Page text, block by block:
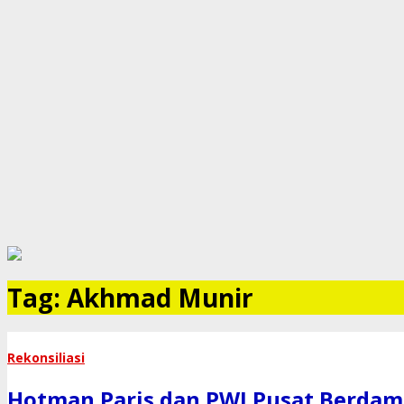
Tag: Akhmad Munir
Rekonsiliasi